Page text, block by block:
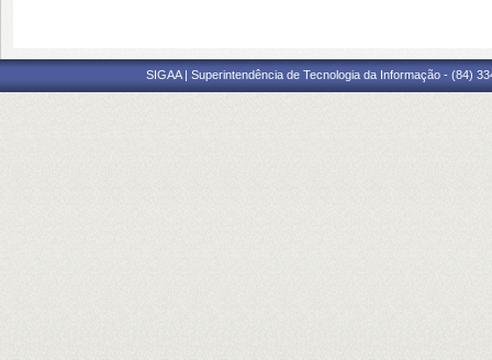
SIGAA | Superintendência de Tecnologia da Informação - (84)